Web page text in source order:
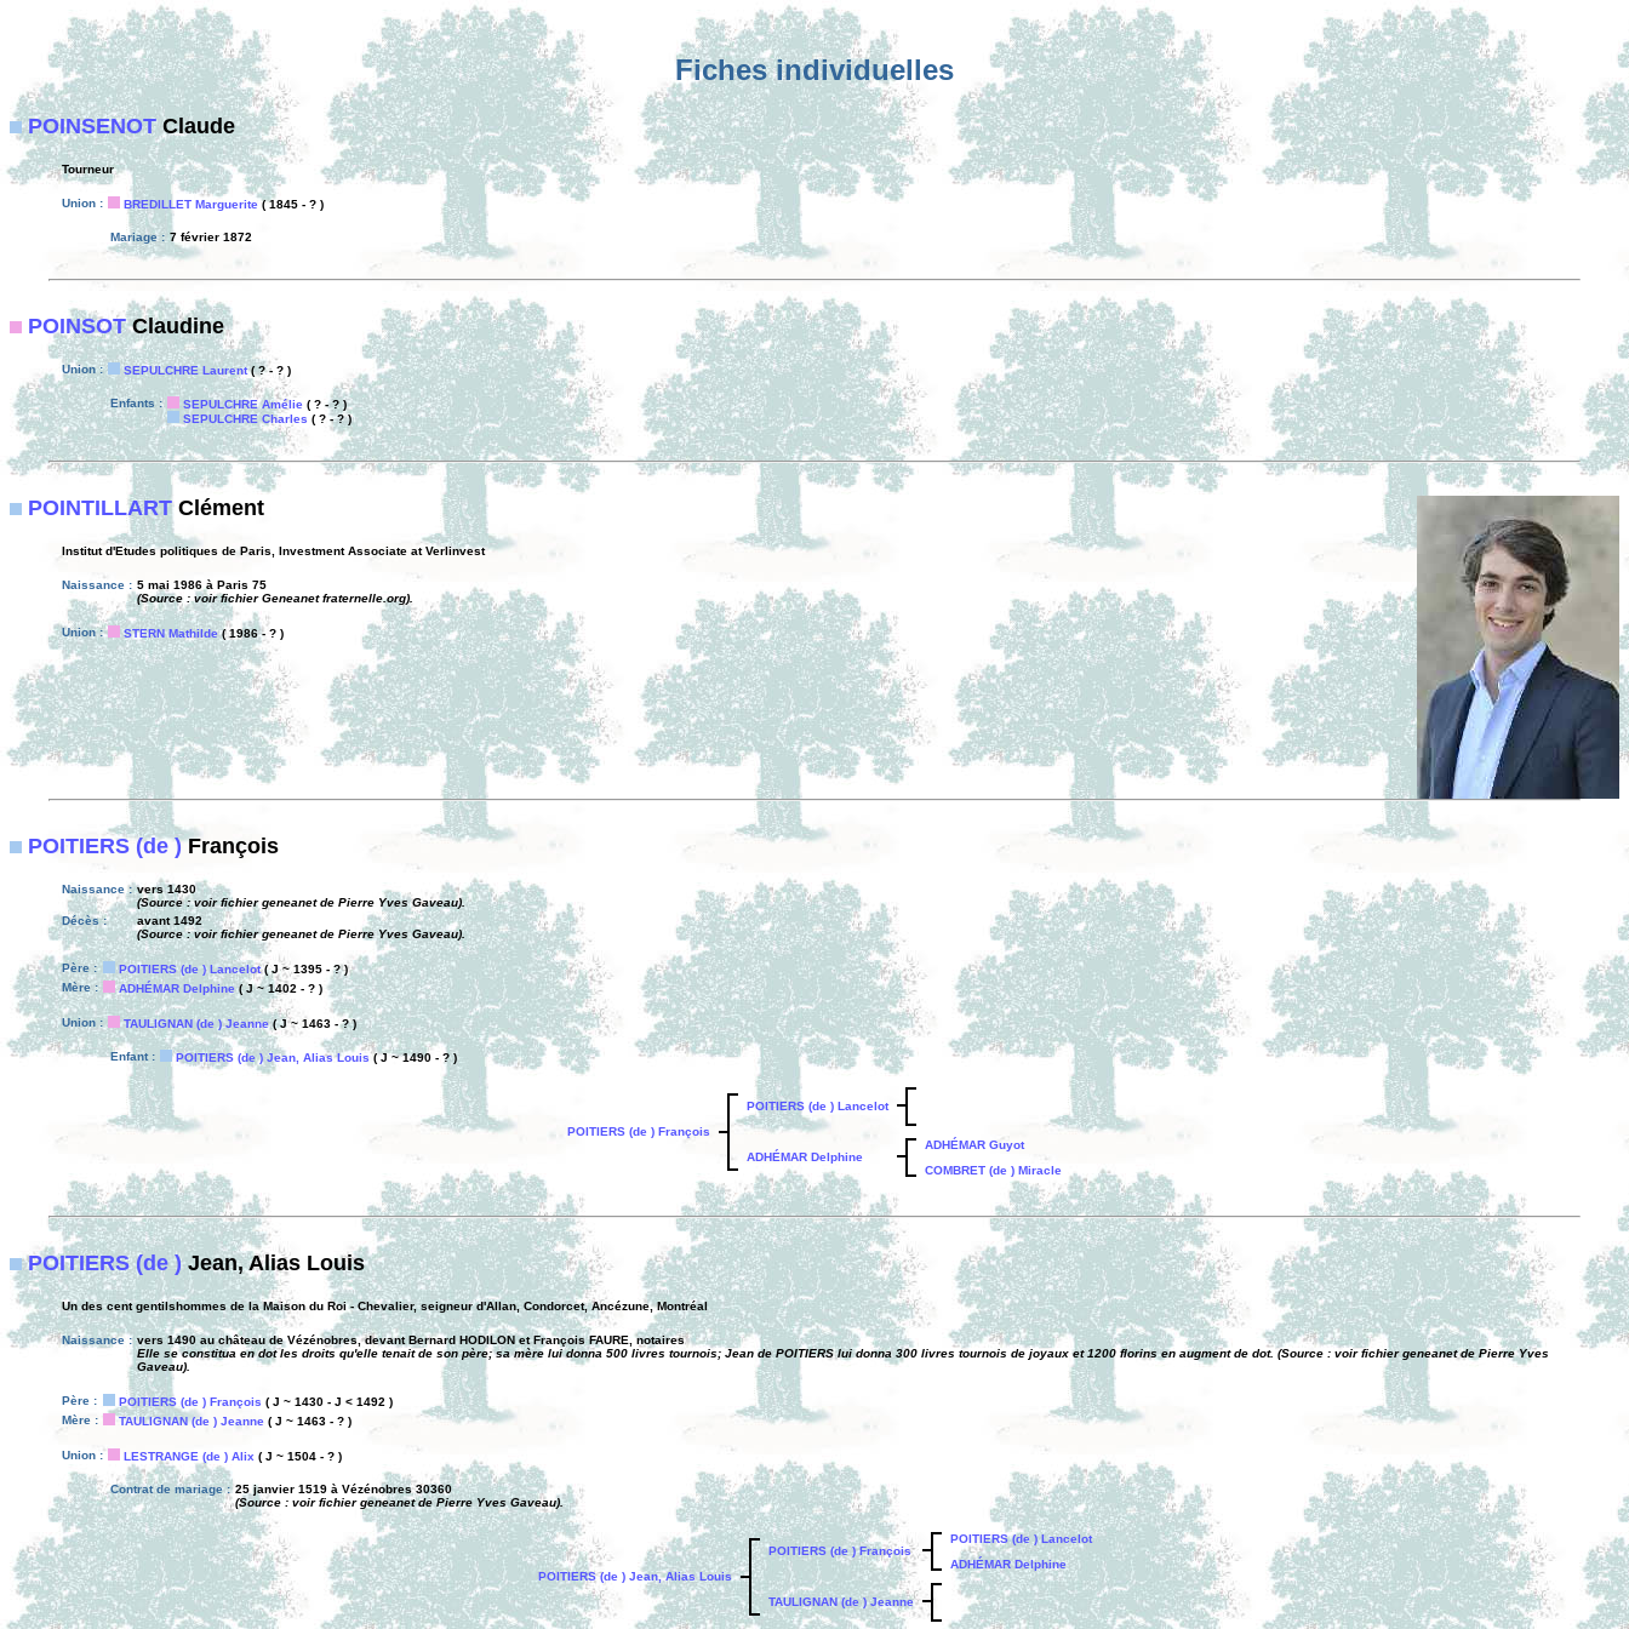
Fiches individuelles
POINSENOTClaude
Tourneur
Union : BREDILLET Marguerite ( 1845 - ? )
Mariage : 7 février 1872
POINSOTClaudine
Union : SEPULCHRE Laurent( ? - ? )
Enfants : SEPULCHRE Amélie ( ? - ? )
SEPULCHRE Charles ( ? - ? )
POINTILLARTClément
Institut d'Etudes politiques de Paris, Investment Associate at Verlinvest
Naissance : 5 mai 1986 à Paris 75
(Source : voir fichier Geneanet fraternelle.org).
Union : STERN Mathilde( 1986 - ? )
POITIERS (de )François
Naissance : vers 1430
(Source : voir fichier geneanet de Pierre Yves Gaveau).
Décès :
avant 1492
(Source : voir fichier geneanet de Pierre Yves Gaveau).
Père : POITIERS (de ) Lancelot( J ~ 1395 - ? )
Mère :
ADHÉMAR Delphine( J ~ 1402 - ? )
Union : TAULIGNAN (de ) Jeanne( J ~ 1463 - ? )
Enfant : POITIERS (de ) Jean, Alias Louis( J ~ 1490 - ? )
POITIERS (de ) François
POITIERS (de ) Lancelot
ADHÉMAR Delphine
ADHÉMAR Guyot
COMBRET (de ) Miracle
POITIERS (de )Jean, Alias Louis
Un des cent gentilshommes de la Maison du Roi - Chevalier, seigneur d'Allan, Condorcet, Ancézune, Montréal
Naissance : vers 1490 au château de Vézénobres, devant Bernard HODILON et François FAURE, notaires
Elle se constitua en dot les droits qu'elle tenait de son père; sa mère lui donna 500 livres tournois; Jean de POITIERS lui donna 300 livres tournois de joyaux et 1200 florins en augment de dot. (Source : voir fichier geneanet de Pierre Yves
Gaveau).
Père : POITIERS (de ) François ( J ~ 1430 - J < 1492 )
Mère :
TAULIGNAN (de ) Jeanne ( J ~ 1463 - ? )
Union : LESTRANGE (de ) Alix ( J ~ 1504 - ? )
Contrat de mariage : 25 janvier 1519 à Vézénobres 30360
(Source : voir fichier geneanet de Pierre Yves Gaveau).
POITIERS (de ) Jean, Alias Louis
POITIERS (de ) François
POITIERS (de ) Lancelot
ADHÉMAR Delphine
TAULIGNAN (de ) Jeanne